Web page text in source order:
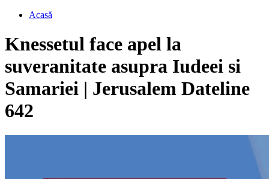
Acasă
Knessetul face apel la
suveranitate asupra Iudeei si
Samariei | Jerusalem Dateline
642